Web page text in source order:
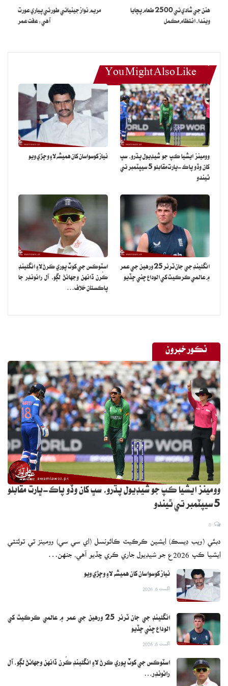
هنن جي شادي تي 2500 طعام پچايا
ويندا، انتظام مڪمل
مريم نواز جينياتي طور تي پياري عورت
آهي: عفت عمر
You Might Also Like
وومينز ايشيا ڪپ جو شيڊيول پڌرو، سڀ
کان وڏو پاڪ-ڀارت مقابلو 5 سيپٽمبر تي
ٿيندو
نياز کوسواسان کان هميشه لاءِ وڇڙي ويو
انگلينڊ جي جان ٽرنر 25 ورهين جي عمر
۾ عالمي ڪرڪيٽ کي الوداع چئي ڇڏيو
اسٽوڪس جي کوٽ پوري ڪرڻ لاءِ انگلينڊ
ڪُرن ڏانهن وجهائڻ لڳو، آل رائونڊر جا
پاڪستان خلاف…
نڪور خبرون
وومينز ايشيا ڪپ جو شيڊيول پڌرو، سڀ کان وڏو پاڪ-ڀارت مقابلو
5 سيپٽمبر تي ٿيندو
دبئي (ويب ڊيسڪ) ايشين ڪرڪيٽ ڪائونسل (اي سي سي) وومينز ٽي ٽوئنٽي
ايشيا ڪپ 2026ع جو شيڊيول جاري ڪري ڇڏيو آهي، جنهن…
نياز کوسواسان کان هميشه لاءِ وڇڙي ويو
اگست 6, 2026
انگلينڊ جي جان ٽرنر 25 ورهين جي عمر ۾ عالمي ڪرڪيٽ کي
الوداع چئي ڇڏيو
اگست 6, 2026
اسٽوڪس جي کوٽ پوري ڪرڻ لاءِ انگلينڊ ڪُرن ڏانهن وجهائڻ لڳو، آل
رائونڊر…